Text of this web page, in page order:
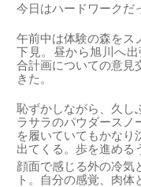
今日はハードワークだ
午前中は体験の森をス
下見。昼から旭川へ
合計画についての意見
きた。
恥ずかしながら、久し
ラサラのパウダースノ
を履いていてもかなり
出てくる。歩を進める
顔面で感じる外の冷気
ト。自分の感覚、肉